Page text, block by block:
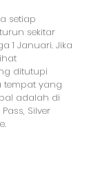
setiap
sekitar
1 Januari. Jika
ditutupi
tempat yang
adalah di
Silver